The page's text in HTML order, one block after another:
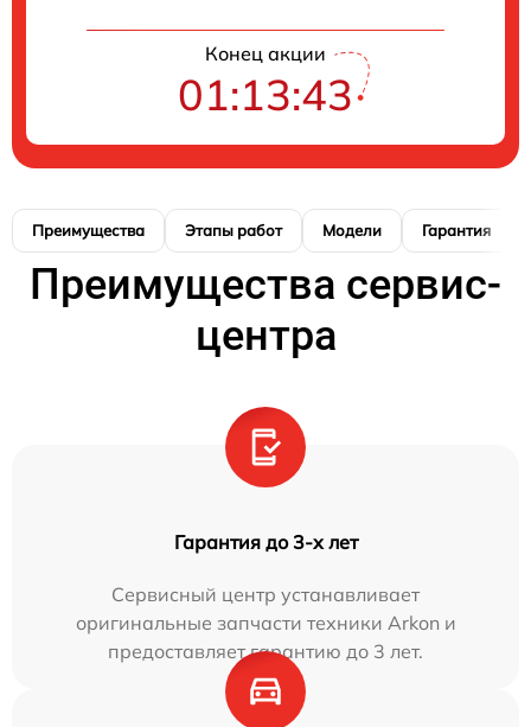
Конец акции
01:13:42
Преимущества Этапы работ Модели Гарантия
Преимущества сервис-
центра
Гарантия до 3-х лет
Сервисный центр устанавливает
оригинальные запчасти техники Arkon и
предоставляет гарантию до 3 лет.